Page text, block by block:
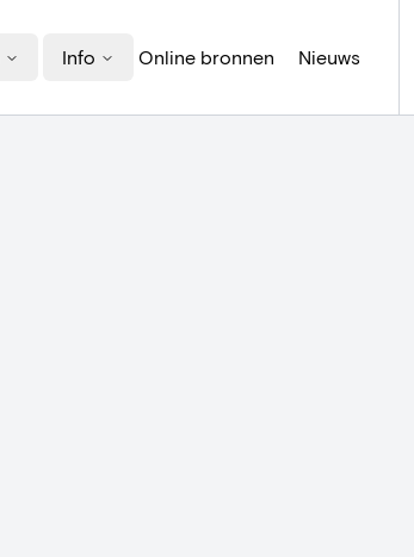
Info Online bronnen Nieuws